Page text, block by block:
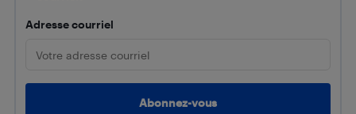
Adresse courriel